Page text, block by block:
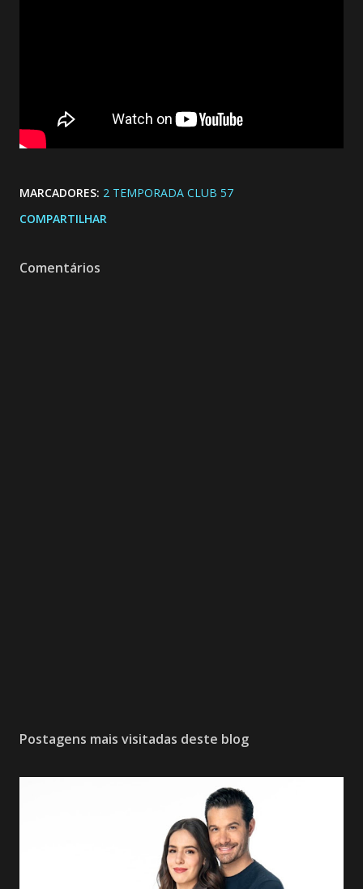
MARCADORES: 2 TEMPORADA CLUB 57
COMPARTILHAR
Comentários
Postagens mais visitadas deste blog